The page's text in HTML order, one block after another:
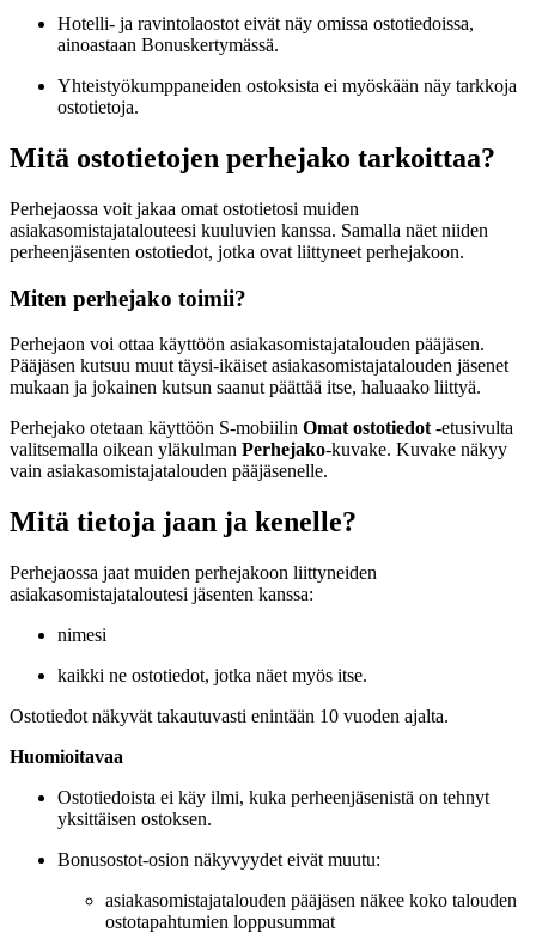
Hotelli- ja ravintolaostot eivät näy omissa ostotiedoissa,
ainoastaan Bonuskertymässä.
Yhteistyökumppaneiden ostoksista ei myöskään näy tarkkoja
ostotietoja.
Mitä ostotietojen perhejako tarkoittaa?
Perhejaossa voit jakaa omat ostotietosi muiden
asiakasomistajatalouteesi kuuluvien kanssa. Samalla näet niiden
perheenjäsenten ostotiedot, jotka ovat liittyneet perhejakoon.
Miten perhejako toimii?
Perhejaon voi ottaa käyttöön asiakasomistajatalouden pääjäsen.
Pääjäsen kutsuu muut täysi-ikäiset asiakasomistajatalouden jäsenet
mukaan ja jokainen kutsun saanut päättää itse, haluaako liittyä.
Perhejako otetaan käyttöön S-mobiilin Omat ostotiedot -etusivulta
valitsemalla oikean yläkulman Perhejako-kuvake. Kuvake näkyy
vain asiakasomistajatalouden pääjäsenelle.
Mitä tietoja jaan ja kenelle?
Perhejaossa jaat muiden perhejakoon liittyneiden
asiakasomistajataloutesi jäsenten kanssa:
nimesi
kaikki ne ostotiedot, jotka näet myös itse.
Ostotiedot näkyvät takautuvasti enintään 10 vuoden ajalta.
Huomioitavaa
Ostotiedoista ei käy ilmi, kuka perheenjäsenistä on tehnyt
yksittäisen ostoksen.
Bonusostot-osion näkyvyydet eivät muutu:
asiakasomistajatalouden pääjäsen näkee koko talouden
ostotapahtumien loppusummat